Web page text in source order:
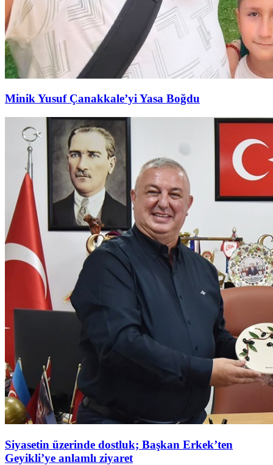
Minik Yusuf Çanakkale’yi Yasa Boğdu
Siyasetin üzerinde dostluk; Başkan Erkek’ten
Geyikli’ye anlamlı ziyaret